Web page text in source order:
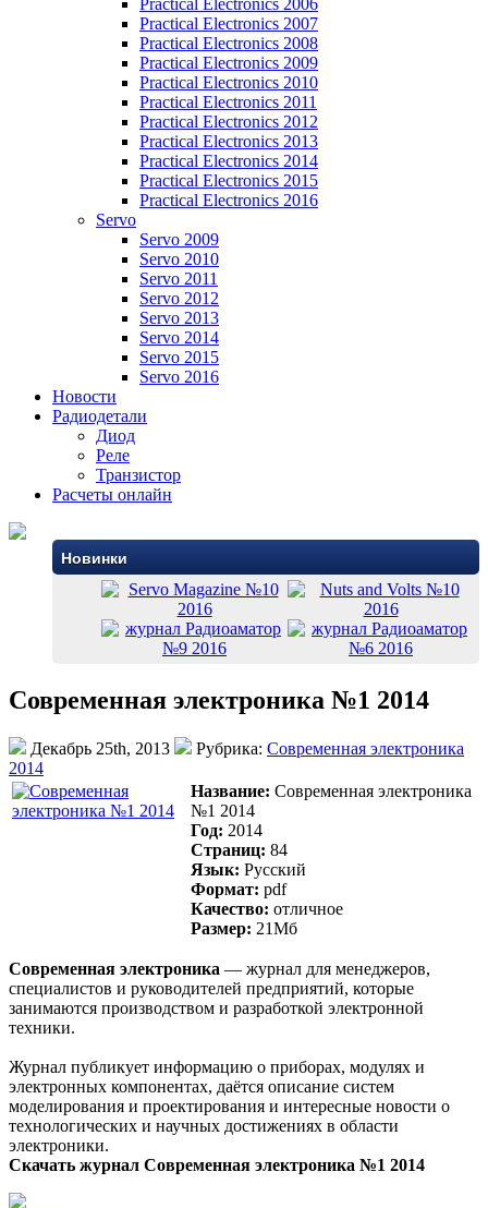
Practical Electronics 2006
Practical Electronics 2007
Practical Electronics 2008
Practical Electronics 2009
Practical Electronics 2010
Practical Electronics 2011
Practical Electronics 2012
Practical Electronics 2013
Practical Electronics 2014
Practical Electronics 2015
Practical Electronics 2016
Servo
Servo 2009
Servo 2010
Servo 2011
Servo 2012
Servo 2013
Servo 2014
Servo 2015
Servo 2016
Новости
Радиодетали
Диод
Реле
Транзистор
Расчеты онлайн
Новинки
Современная электроника №1 2014
Декабрь 25th, 2013 Рубрика: Современная электроника
2014
Название: Современная электроника
№1 2014
Год: 2014
Страниц: 84
Язык: Русский
Формат: pdf
Качество: отличное
Размер: 21Mб
Современная электроника — журнал для менеджеров,
специалистов и руководителей предприятий, которые
занимаются производством и разработкой электронной
техники.
Журнал публикует информацию о приборах, модулях и
электронных компонентах, даётся описание систем
моделирования и проектирования и интересные новости о
технологических и научных достижениях в области
электроники.
Скачать журнал Современная электроника №1 2014